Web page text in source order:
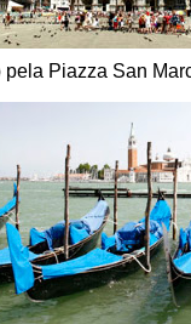
Piazza San